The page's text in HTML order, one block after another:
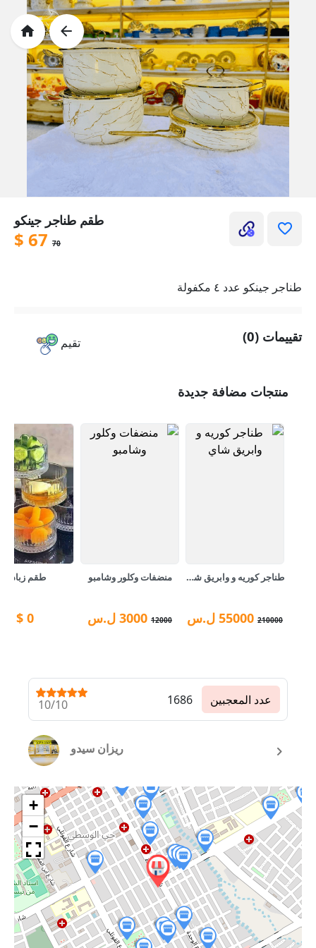
طقم طناجر جينكو
$ 67 70
طناجر جينكو عدد ٤ مكفولة
تقيم تقييمات (0)
منتجات مضافة جديدة
طناجر كوريه و وابريق شاي
210000
55000 ل.س
منضفات وكلور وشامبو
12000
3000 ل.س
طقم زبادي
0
$
10/10 1686 عدد المعجبين
ريزان سيدو
+
−